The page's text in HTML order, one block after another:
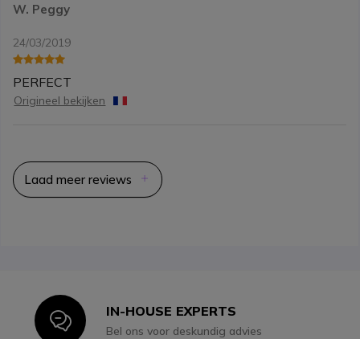
W. Peggy
24/03/2019
PERFECT
Origineel bekijken
Laad meer reviews
IconIN-HOUSE EXPERTS
Bel ons voor deskundig advies